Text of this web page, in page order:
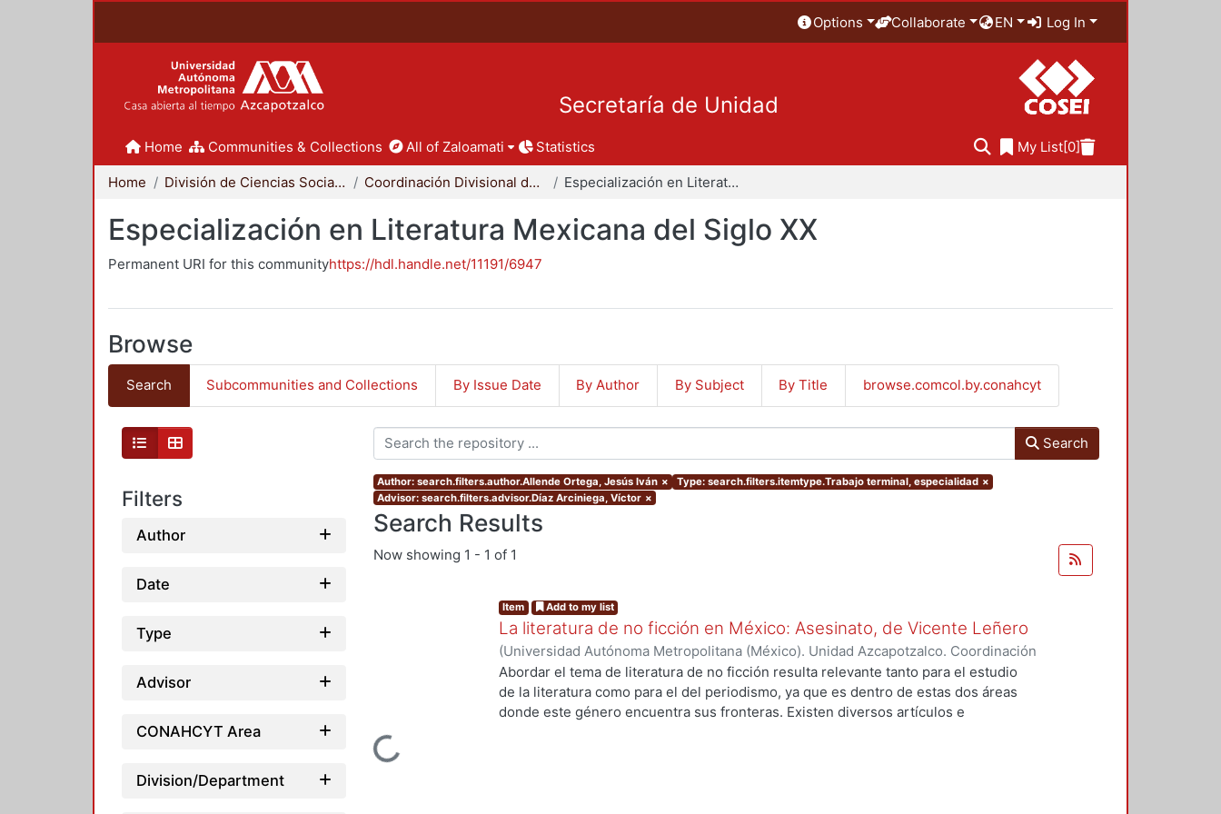
Options Collaborate EN Log In
Secretaría de Unidad
Home Communities & Collections All of Zaloamati Statistics My List[0]
Home División de Ciencias Sociales y Humanidades Coordinación Divisional de Posgrado Especialización en Literatura Mexicana del Siglo XX
Especialización en Literatura Mexicana del Siglo XX
Permanent URI for this communityhttps://hdl.handle.net/11191/6947
Browse
Search Subcommunities and Collections By Issue Date By Author By Subject By Title browse.comcol.by.conahcyt
Filters
Author
Date
Type
Advisor
CONAHCYT Area
Division/Department
Search
Author: search.filters.author.Allende Ortega, Jesús Iván × Type: search.filters.itemtype.Trabajo terminal, especialidad ×
Advisor: search.filters.advisor.Díaz Arciniega, Víctor ×
Search Results
Now showing 1 - 1 of 1
Loading...
Item Add to my list
La literatura de no ficción en México: Asesinato, de Vicente Leñero
(Universidad Autónoma Metropolitana (México). Unidad Azcapotzalco. Coordinación
de Servicios de Información.,2023-10)Allende Ortega, Jesús Iván
Abordar el tema de literatura de no ficción resulta relevante tanto para el estudio
de la literatura como para el del periodismo, ya que es dentro de estas dos áreas
donde este género encuentra sus fronteras. Existen diversos artículos e